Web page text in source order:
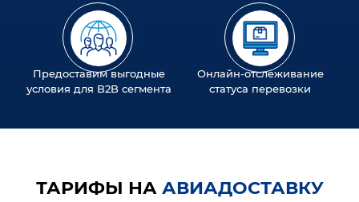
Предоставим выгодные
условия для B2B сегмента
Онлайн-отслеживание
статуса перевозки
ТАРИФЫ НА АВИАДОСТАВКУ